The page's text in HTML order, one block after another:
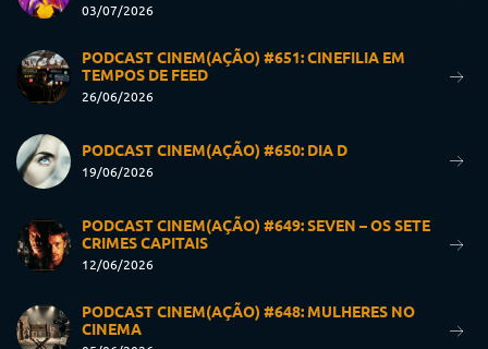
03/07/2026
PODCAST CINEM(AÇÃO) #651: CINEFILIA EM
TEMPOS DE FEED
26/06/2026
PODCAST CINEM(AÇÃO) #650: DIA D
19/06/2026
PODCAST CINEM(AÇÃO) #649: SEVEN – OS SETE
CRIMES CAPITAIS
12/06/2026
PODCAST CINEM(AÇÃO) #648: MULHERES NO
CINEMA